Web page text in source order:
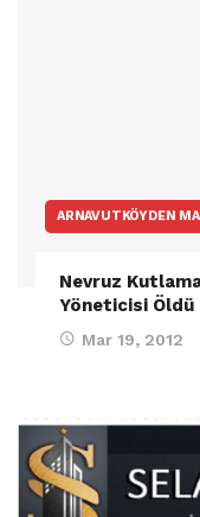
ARNAVUTKÖYDEN
Nevruz
Yöneticisi Öldü
Mar 19, 2012